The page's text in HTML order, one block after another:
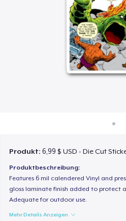
Überall
Etwas
Produkt:6,99 $ USD - Die Cut
Produktbeschreibung:
Features 6 mil calendered Vinyl and
gloss laminate finish added to protect
Adequate for outdoor use.
Mehr Details Anzeigen